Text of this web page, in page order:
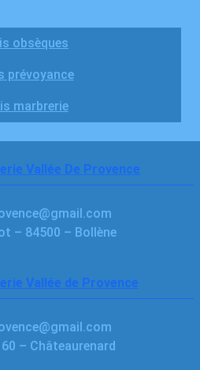
obsèques
prévoyance
marbrerie
Vallée De Provence
– 84500 – Bollène
Vallée de Provence
– Châteaurenard